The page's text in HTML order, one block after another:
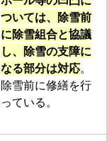
ついては、除雪前
に除雪組合と協議
し、除雪の支障に
なる部分は対応。
除雪前に修繕を行
っている。